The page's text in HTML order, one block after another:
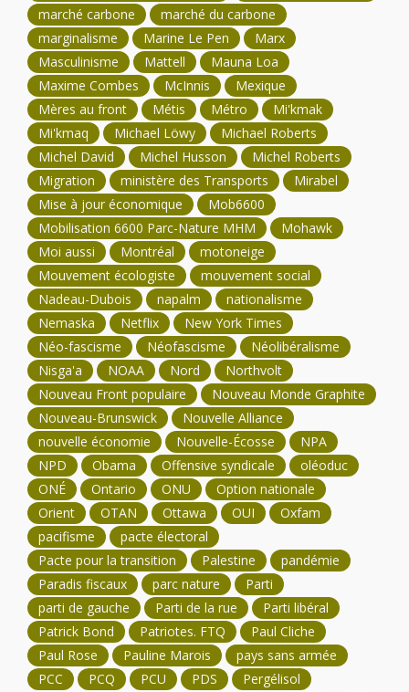
marché carbone
marché du carbone
marginalisme
Marine Le Pen
Marx
Masculinisme
Mattell
Mauna Loa
Maxime Combes
McInnis
Mexique
Mères au front
Métis Métro
Mi'kmak
Mi'kmaq
Michael Löwy
Michael Roberts
Michel David
Michel Husson
Michel Roberts
Migration
ministère des Transports
Mirabel
Mise à jour économique
Mob6600
Mobilisation 6600 Parc-Nature MHM
Mohawk
Moi aussi
Montréal
motoneige
Mouvement écologiste
mouvement social
Nadeau-Dubois
napalm
nationalisme
Nemaska
Netflix
New York Times
Néo-fascisme
Néofascisme
Néolibéralisme
Nisga'a
NOAA Nord
Northvolt
Nouveau Front populaire
Nouveau Monde Graphite
Nouveau-Brunswick
Nouvelle Alliance
nouvelle économie
Nouvelle-Écosse
NPA
NPD
Obama Offensive syndicale
oléoduc
ONÉ
Ontario ONU
Option nationale
Orient
OTAN Ottawa OUI
Oxfam
pacifisme
pacte électoral
Pacte pour la transition
Palestine
pandémie
Paradis fiscaux
parc nature
Parti
parti de gauche
Parti de la rue
Parti libéral
Patrick Bond
Patriotes. FTQ
Paul Cliche
Paul Rose
Pauline Marois
pays sans armée
PCC
PCQ PCU PDS
Pergélisol